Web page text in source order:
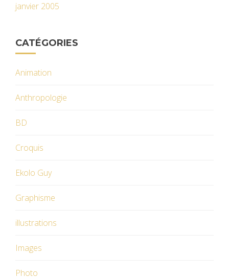
janvier 2005
CATÉGORIES
Animation
Anthropologie
BD
Croquis
Ekolo Guy
Graphisme
illustrations
Images
Photo